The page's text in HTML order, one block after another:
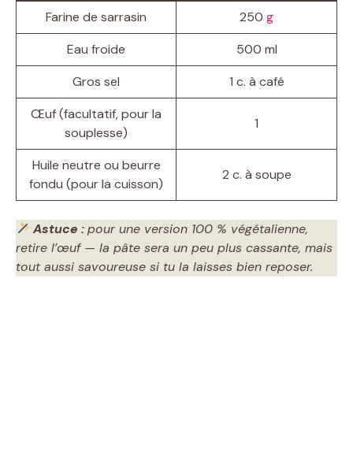
d
e
o
Farine de sarrasin 250 g
Eau froide
500 ml
Gros sel
1 c. à café
Œuf (facultatif, pour la
souplesse)
1
Huile neutre ou beurre
fondu (pour la cuisson)
2 c. à soupe
Astuce :pour une version 100 % végétalienne,
retire l’œuf — la pâte sera un peu plus cassante, mais
tout aussi savoureuse si tu la laisses bien reposer.